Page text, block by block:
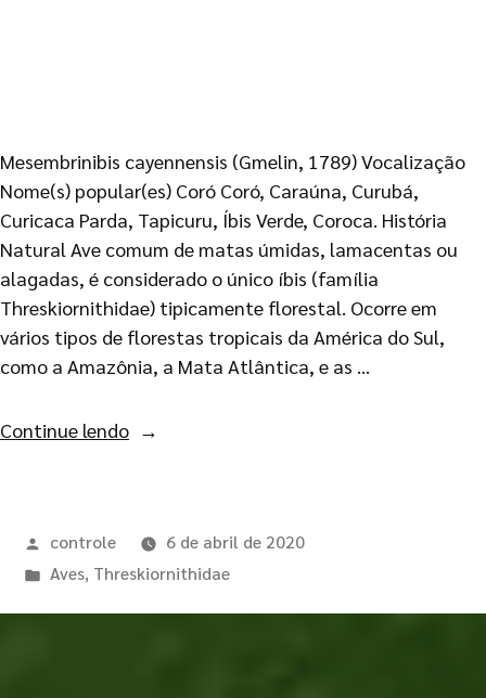
Mesembrinibis cayennensis (Gmelin, 1789) Vocalização
Nome(s) popular(es) Coró Coró, Caraúna, Curubá,
Curicaca Parda, Tapicuru, Íbis Verde, Coroca. História
Natural Ave comum de matas úmidas, lamacentas ou
alagadas, é considerado o único íbis (família
Threskiornithidae) tipicamente florestal. Ocorre em
vários tipos de florestas tropicais da América do Sul,
como a Amazônia, a Mata Atlântica, e as …
Continue lendo
controle
6 de abril de 2020
Aves, Threskiornithidae